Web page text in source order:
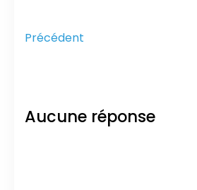
Précédent
Aucune réponse